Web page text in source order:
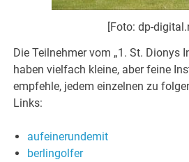
[Foto: dp-
Die Teilnehmer vom „1. St. Dionys
haben vielfach kleine, aber feine
empfehle, jedem einzelnen zu
Links:
aufeinerundemit
berlingolfer